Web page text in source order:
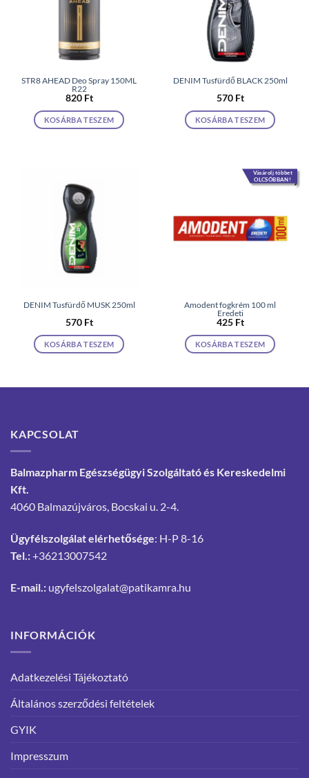
STR8 AHEAD Deo Spray 150ML
R22
820 Ft
KOSÁRBA TESZEM
DENIM Tusfürdő BLACK 250ml
570 Ft
KOSÁRBA TESZEM
DENIM Tusfürdő MUSK 250ml
570 Ft
KOSÁRBA TESZEM
Vásárolj többet
OLCSÓBBAN!
Amodent fogkrém 100 ml
Eredeti
425 Ft
KOSÁRBA TESZEM
KAPCSOLAT
Balmazpharm Egészségügyi Szolgáltató és Kereskedelmi
Kft.
4060 Balmazújváros, Bocskai u. 2-4.
Ügyfélszolgálat elérhetősége: H-P 8-16
Tel.:+36213007542
E-mail.: ugyfelszolgalat@patikamra.hu
INFORMÁCIÓK
Adatkezelési Tájékoztató
Általános szerződési feltételek
GYIK
Impresszum